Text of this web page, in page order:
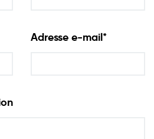
Adresse e-mail*